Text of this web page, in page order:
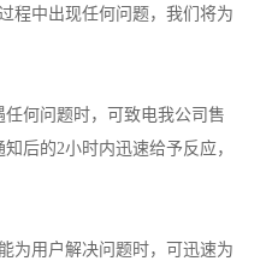
程中出现任何问题，我们将为
何问题时，可致电我公司售
后的2小时内迅速给予反应，
为用户解决问题时，可迅速为